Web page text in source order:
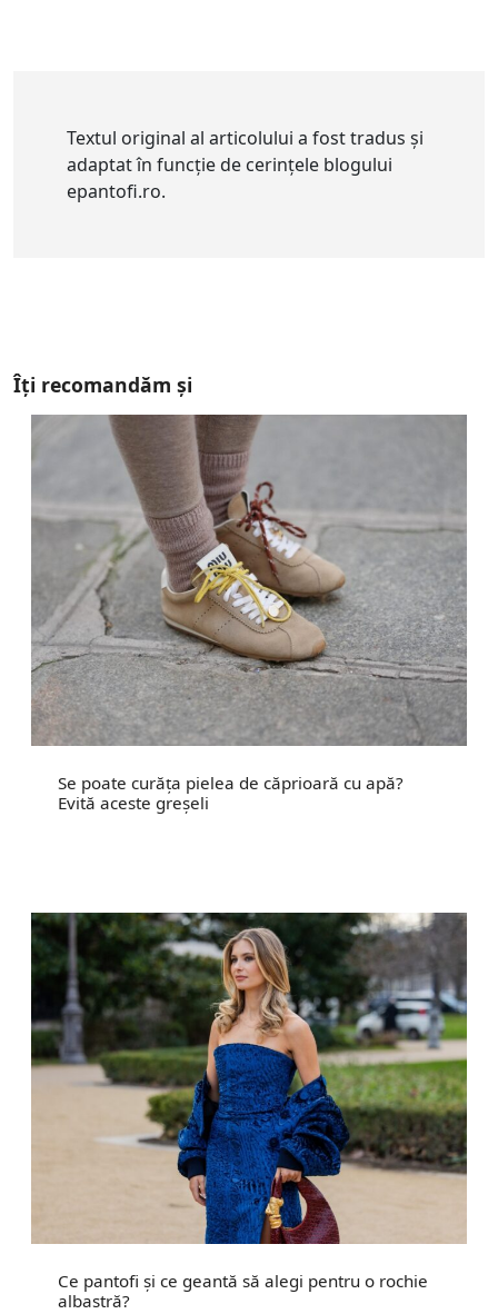
Textul original al articolului a fost tradus și
adaptat în funcție de cerințele blogului
epantofi.ro.
Îți recomandăm și
Se poate curăța pielea de căprioară cu apă?
Evită aceste greșeli
Ce pantofi și ce geantă să alegi pentru o rochie
albastră?